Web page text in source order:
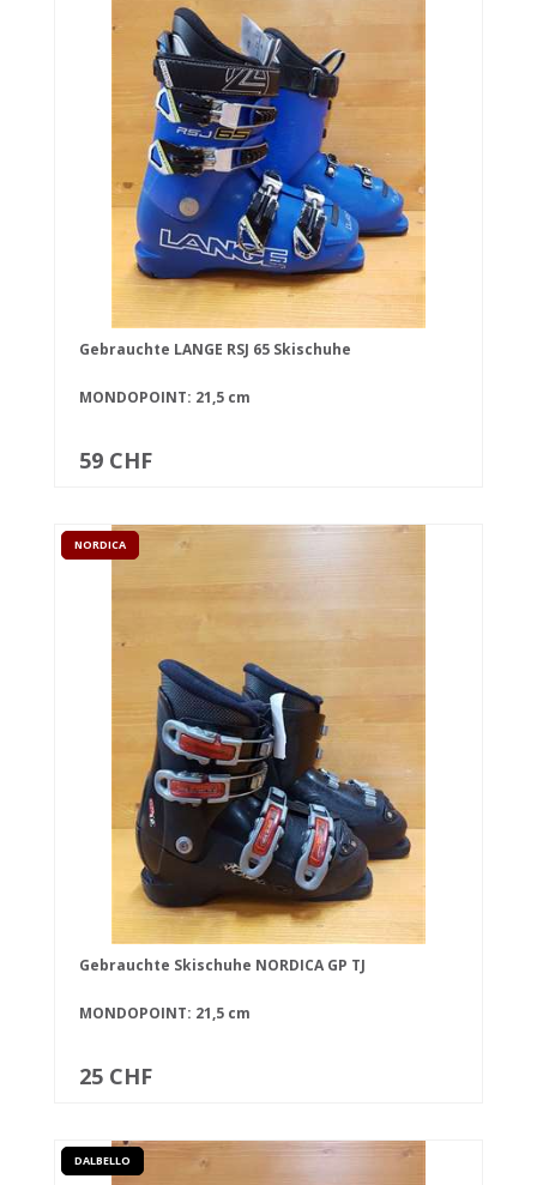
Gebrauchte LANGE RSJ 65 Skischuhe
MONDOPOINT: 21,5 cm
59 CHF
NORDICA
Gebrauchte Skischuhe NORDICA GP TJ
MONDOPOINT: 21,5 cm
25 CHF
DALBELLO